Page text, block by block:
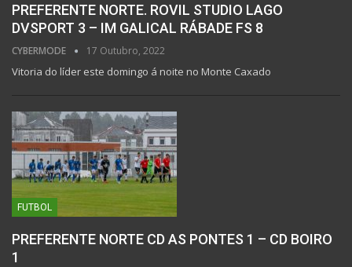
PREFERENTE NORTE. ROVIL STUDIO LAGO
DVSPORT 3 – IM GALICAL RÁBADE FS 8
CYBERMODE 17 Outubro, 2022
Vitoria do líder este domingo á noite no Monte Caxado
FUTBOL
PREFERENTE NORTE CD AS PONTES 1 – CD BOIRO
1